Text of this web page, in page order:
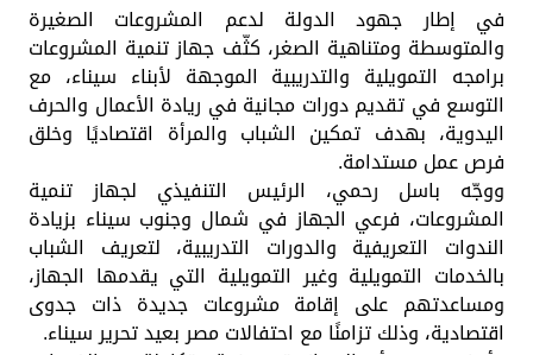
في إطار جهود الدولة لدعم المشروعات الصغيرة
والمتوسطة ومتناهية الصغر، كثّف جهاز تنمية المشروعات
برامجه التمويلية والتدريبية الموجهة لأبناء سيناء، مع
التوسع في تقديم دورات مجانية في ريادة الأعمال والحرف
اليدوية، بهدف تمكين الشباب والمرأة اقتصاديًا وخلق
فرص عمل مستدامة.
ووجّه باسل رحمي، الرئيس التنفيذي لجهاز تنمية
المشروعات، فرعي الجهاز في شمال وجنوب سيناء بزيادة
الندوات التعريفية والدورات التدريبية، لتعريف الشباب
بالخدمات التمويلية وغير التمويلية التي يقدمها الجهاز،
ومساعدتهم على إقامة مشروعات جديدة ذات جدوى
اقتصادية، وذلك تزامنًا مع احتفالات مصر بعيد تحرير سيناء.